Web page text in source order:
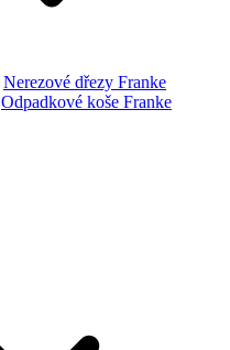
Nerezové dřezy Franke
Odpadkové koše Franke